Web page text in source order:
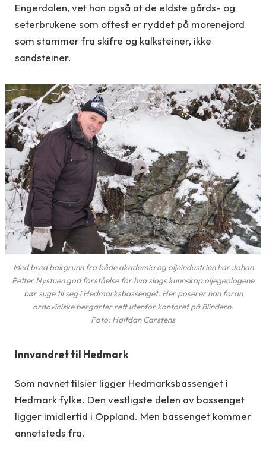
Engerdalen, vet han også at de eldste gårds- og
seterbrukene som oftest er ryddet på morenejord
som stammer fra skifre og kalksteiner, ikke
sandsteiner.
Med bred bakgrunn fra både akademia og oljeindustrien har Johan
Petter Nystuen god forståelse for hva slags kunnskap oljegeologene
bør suge til seg i Hedmarksbassenget. Her poserer han foran
ordoviciske bergarter rett utenfor kontoret på Blindern.
Foto: Halfdan Carstens
Innvandret til Hedmark
Som navnet tilsier ligger Hedmarksbassenget i
Hedmark fylke. Den vestligste delen av bassenget
ligger imidlertid i Oppland. Men bassenget kommer
annetsteds fra.